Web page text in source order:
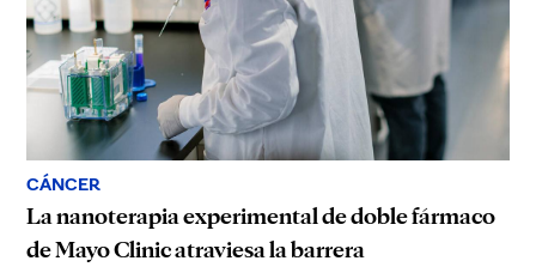
CÁNCER
La nanoterapia experimental de doble fármaco
de Mayo Clinic atraviesa la barrera